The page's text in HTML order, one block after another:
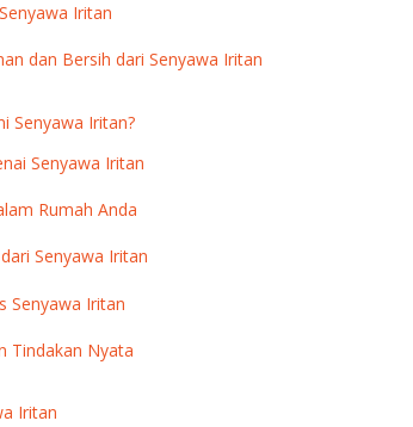
Iritan
dan Bersih dari Senyawa Iritan
Senyawa Iritan?
Senyawa Iritan
Rumah Anda
Senyawa Iritan
Senyawa Iritan
Tindakan Nyata
Iritan